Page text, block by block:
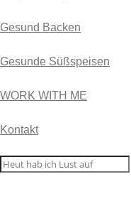
Gesund Backen
Gesunde Süßspeisen
WORK WITH ME
Kontakt